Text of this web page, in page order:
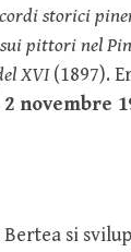
storici
pittori nel
XVI(1897).
novembre
si